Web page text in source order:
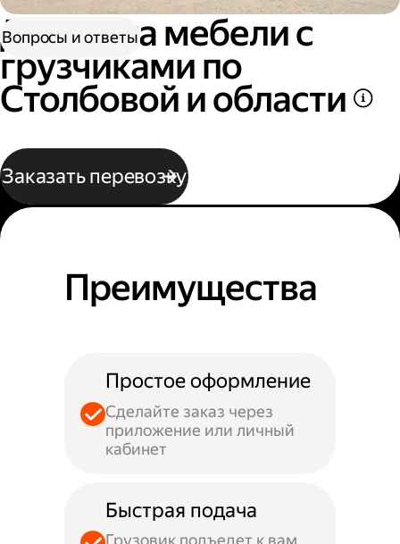
Доставка мебели с
грузчиками по
Столбовой и области
Заказать перевозку
Вопросы и ответы
Преимущества
Простое оформление
Сделайте заказ через
приложение или личный
кабинет
Быстрая подача
Грузовик подъедет к вам